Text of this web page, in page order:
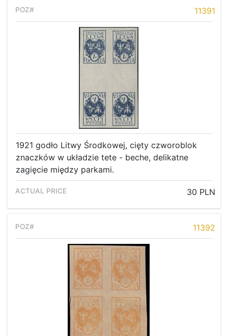
11391
1921 godło Litwy Środkowej, cięty czworoblok
znaczków w układzie tete - beche, delikatne
zagięcie między parkami.
30 PLN
11392